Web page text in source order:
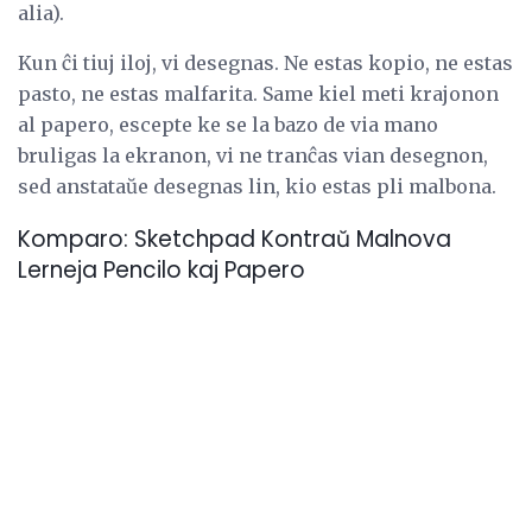
alia).
Kun ĉi tiuj iloj, vi desegnas. Ne estas kopio, ne estas
pasto, ne estas malfarita. Same kiel meti krajonon
al papero, escepte ke se la bazo de via mano
bruligas la ekranon, vi ne tranĉas vian desegnon,
sed anstataŭe desegnas lin, kio estas pli malbona.
Komparo: Sketchpad Kontraŭ Malnova
Lerneja Pencilo kaj Papero